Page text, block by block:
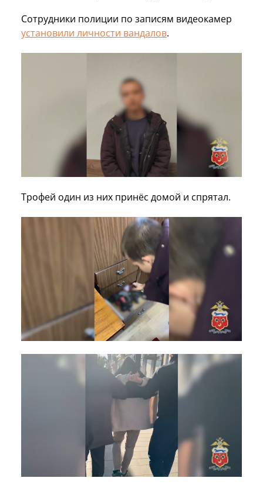
Сотрудники полиции по записям видеокамер
установили личности вандалов.
Трофей один из них принёс домой и спрятал.